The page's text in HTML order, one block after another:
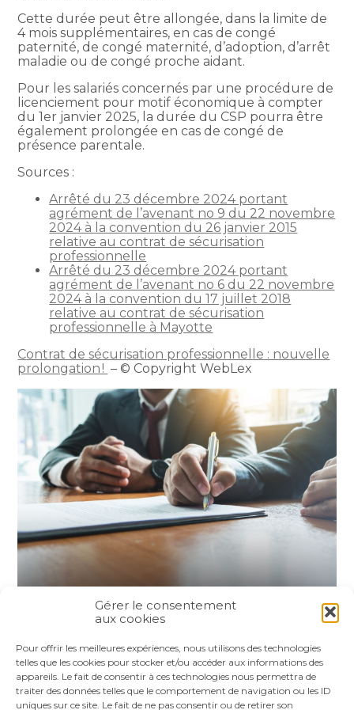
Gérer le consentement
aux cookies
Pour offrir les meilleures expériences, nous utilisons des technologies
telles que les cookies pour stocker et/ou accéder aux informations des
appareils. Le fait de consentir à ces technologies nous permettra de
traiter des données telles que le comportement de navigation ou les ID
uniques sur ce site. Le fait de ne pas consentir ou de retirer son
Cette durée peut être allongée, dans la limite de
4 mois supplémentaires, en cas de congé
paternité, de congé maternité, d’adoption, d’arrêt
maladie ou de congé proche aidant.
Pour les salariés concernés par une procédure de
licenciement pour motif économique à compter
du 1er janvier 2025, la durée du CSP pourra être
également prolongée en cas de congé de
présence parentale.
Sources :
Arrêté du 23 décembre 2024 portant
agrément de l’avenant no 9 du 22 novembre
2024 à la convention du 26 janvier 2015
relative au contrat de sécurisation
professionnelle
Arrêté du 23 décembre 2024 portant
agrément de l’avenant no 6 du 22 novembre
2024 à la convention du 17 juillet 2018
relative au contrat de sécurisation
professionnelle à Mayotte
Contrat de sécurisation professionnelle : nouvelle
prolongation ! – © Copyright WebLex
FaceBook
TwitterLinkedIn